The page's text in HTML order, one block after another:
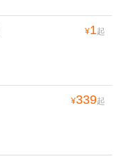
¥1起
¥339起